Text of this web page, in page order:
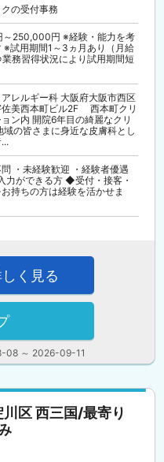
の受付事務
250,000円 ※経験・能力を考
※試用期間1～3ヵ月あり（月給
務習得状況により試用期間短
レルギー科 大阪府大阪市西区
美西本町ビル2F 西本町クリ
ン内 開院6年目の綺麗なクリ
域の皆さまに身近な皮膚科とし
・未経験歓迎 ・経験者優遇
力ができる方 ◆受付・接客・
持ちの方は経験を活かせま
08 ～ 2026-09-11
く見る
区 西三国/最寄り